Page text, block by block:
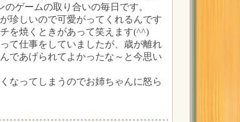
ゲームの取り合いの毎日です。
珍しいので可愛がってくれるんです
を焼くときがあって笑えます(^^)
て仕事をしていましたが、歳が離れ
であげられてよかったな～と今思い
なってしまうのでお姉ちゃんに怒ら